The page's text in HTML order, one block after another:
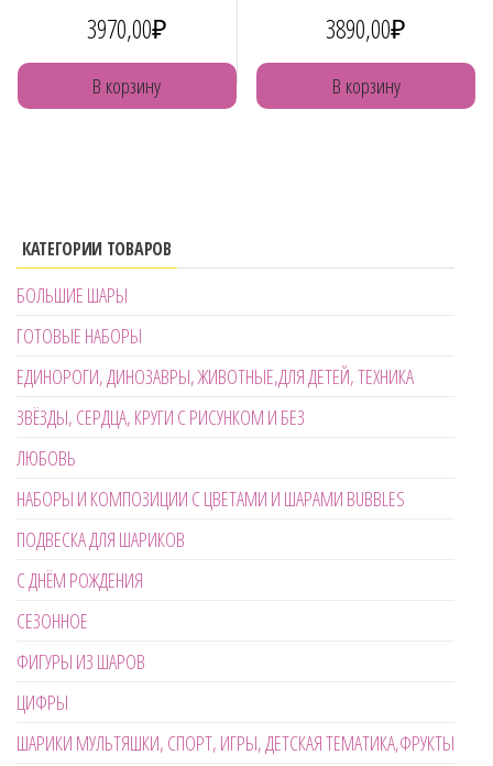
3970,00₽
В корзину
3890,00₽
В корзину
КАТЕГОРИИ ТОВАРОВ
БОЛЬШИЕ ШАРЫ
ГОТОВЫЕ НАБОРЫ
ЕДИНОРОГИ, ДИНОЗАВРЫ, ЖИВОТНЫЕ,ДЛЯ ДЕТЕЙ, ТЕХНИКА
ЗВЁЗДЫ, СЕРДЦА, КРУГИ С РИСУНКОМ И БЕЗ
ЛЮБОВЬ
НАБОРЫ И КОМПОЗИЦИИ С ЦВЕТАМИ И ШАРАМИ BUBBLES
ПОДВЕСКА ДЛЯ ШАРИКОВ
С ДНЁМ РОЖДЕНИЯ
СЕЗОННОЕ
ФИГУРЫ ИЗ ШАРОВ
ЦИФРЫ
ШАРИКИ МУЛЬТЯШКИ, СПОРТ, ИГРЫ, ДЕТСКАЯ ТЕМАТИКА,ФРУКТЫ